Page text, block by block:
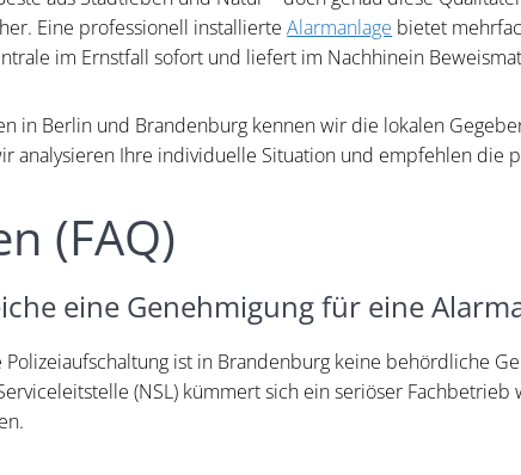
Eine professionell installierteAlarmanlage bietet
im Ernstfall sofort und liefert im Nachhinein
in Berlin und Brandenburg kennen wir die lokalen
analysieren Ihre individuelle Situation und empfehlen die
(FAQ)
eine Genehmigung für eine
ist in Brandenburg keine behördliche
(NSL) kümmert sich ein seriöser